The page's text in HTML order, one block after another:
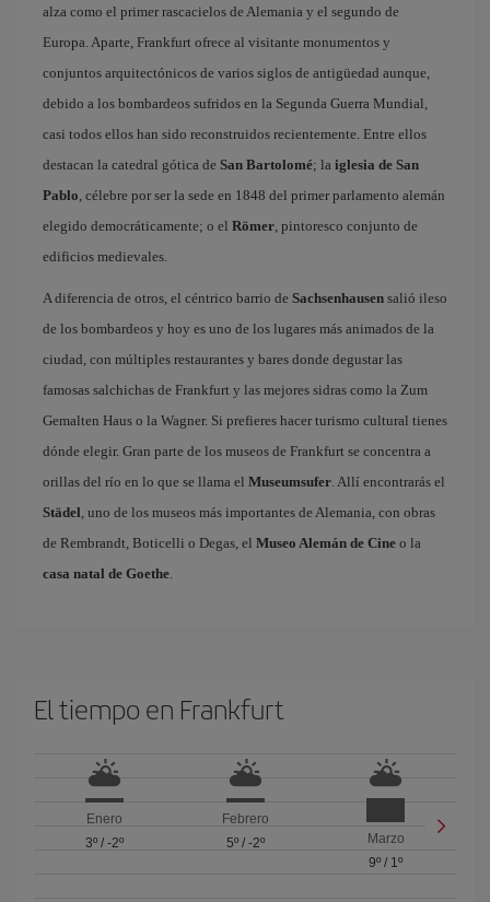
alza como el primer rascacielos de Alemania y el segundo de
Europa. Aparte, Frankfurt ofrece al visitante monumentos y
conjuntos arquitectónicos de varios siglos de antigüedad aunque,
debido a los bombardeos sufridos en la Segunda Guerra Mundial,
casi todos ellos han sido reconstruidos recientemente. Entre ellos
destacan la catedral gótica de San Bartolomé; la iglesia de San
Pablo, célebre por ser la sede en 1848 del primer parlamento alemán
elegido democráticamente; o el Römer, pintoresco conjunto de
edificios medievales.
A diferencia de otros, el céntrico barrio de Sachsenhausen salió ileso
de los bombardeos y hoy es uno de los lugares más animados de la
ciudad, con múltiples restaurantes y bares donde degustar las
famosas salchichas de Frankfurt y las mejores sidras como la Zum
Gemalten Haus o la Wagner. Si prefieres hacer turismo cultural tienes
dónde elegir. Gran parte de los museos de Frankfurt se concentra a
orillas del río en lo que se llama el Museumsufer. Allí encontrarás el
Städel, uno de los museos más importantes de Alemania, con obras
de Rembrandt, Boticelli o Degas, el Museo Alemán de Cine o la
casa natal de Goethe.
El tiempo en Frankfurt
Enero
3º/ -2º
Febrero
5º/ -2º
Marzo
9º / 1º